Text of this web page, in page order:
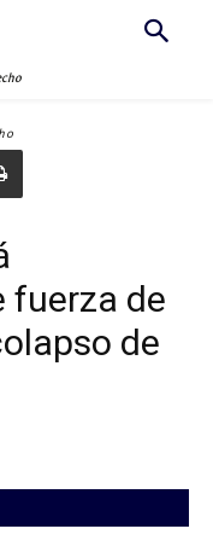
fuerza de
de